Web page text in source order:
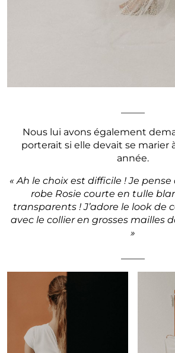
Nous lui avons également
porterait si elle devait se marier
année.
« Ah le choix est difficile ! Je
robe Rosie courte en tulle
transparents ! J’adore le look de
avec le collier en grosses mailles
»